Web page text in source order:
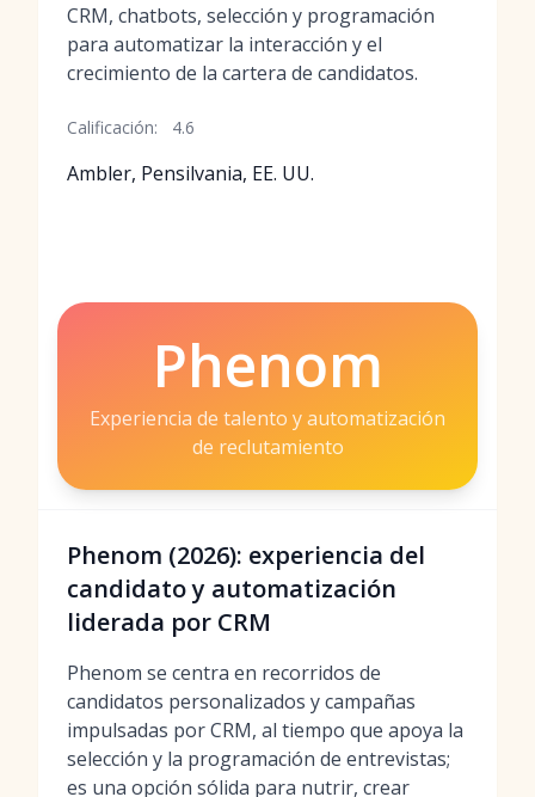
CRM, chatbots, selección y programación
para automatizar la interacción y el
crecimiento de la cartera de candidatos.
Calificación: 4.6
Ambler, Pensilvania, EE. UU.
Phenom
Experiencia de talento y automatización
de reclutamiento
Phenom (2026): experiencia del
candidato y automatización
liderada por CRM
Phenom se centra en recorridos de
candidatos personalizados y campañas
impulsadas por CRM, al tiempo que apoya la
selección y la programación de entrevistas;
es una opción sólida para nutrir, crear